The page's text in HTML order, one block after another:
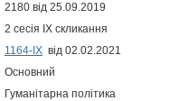
2180 від 25.09.2019
2 сесія IX скликання
1164-ІХ від 02.02.2021
Основний
Гуманітарна політика